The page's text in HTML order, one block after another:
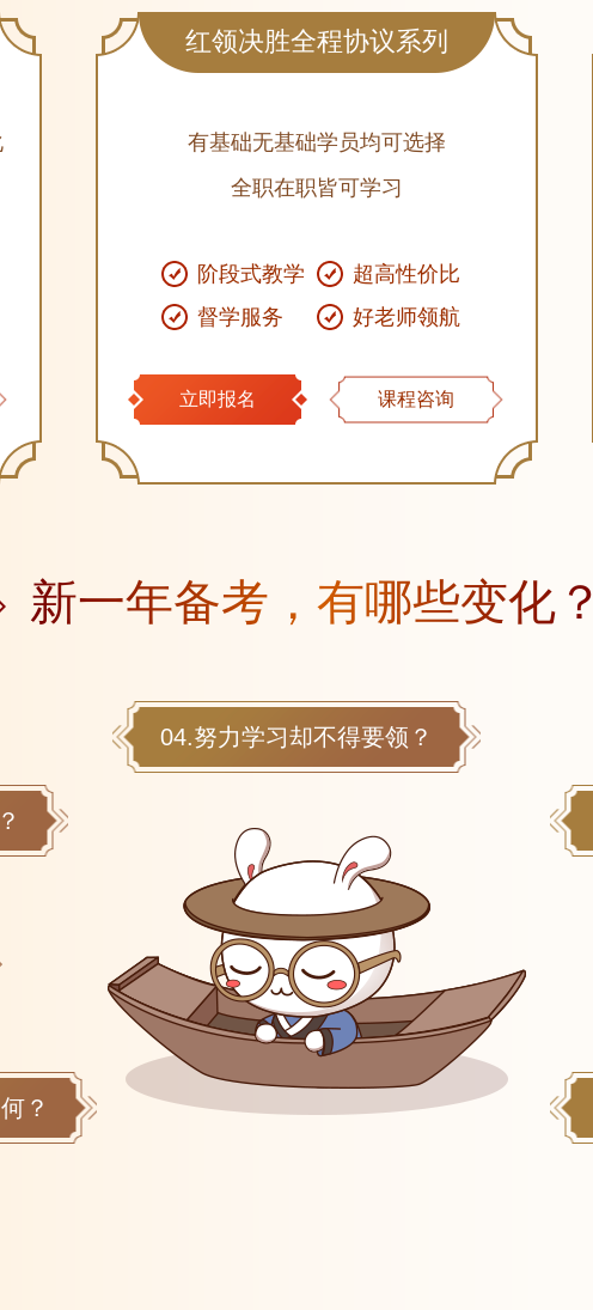
红领决胜全程协议系列
有基础无基础学员均可选择
全职在职皆可学习
阶段式教学
超高性价比
督学服务
好老师领航
立即报名 课程咨询
新一年备考，有哪些变化？
？
04.努力学习却不得要领？